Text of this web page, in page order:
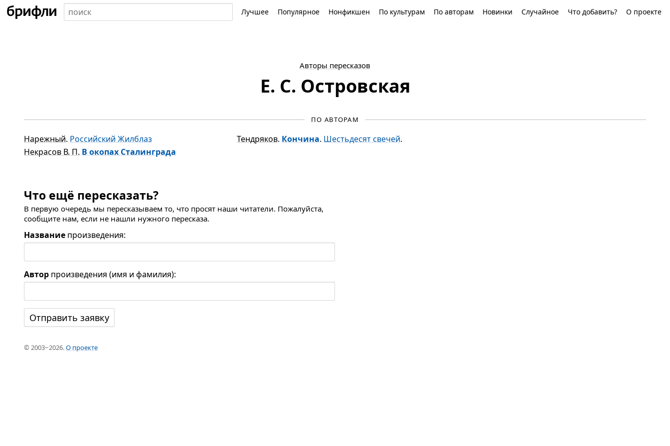
Лучшее Популярное Нонфикшен По культурам По авторам Новинки Случайное Что добавить? О проекте
Авторы пересказов
Е. С. Островская
ПО АВТОРАМ
Нарежный. Российский Жилблаз
Некрасов В. П. В окопах Сталинграда
Тендряков. Кончина. Шестьдесят свечей.
Что ещё пересказать?
В первую очередь мы пересказываем то, что просят наши читатели. Пожалуйста,
сообщите нам, если не нашли нужного пересказа.
Название произведения:
Автор произведения (имя и фамилия):
© 2003−2026.О проекте